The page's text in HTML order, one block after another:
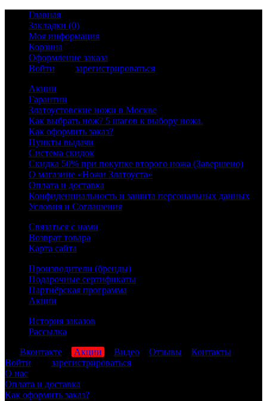
Главная
Закладки (0)
Моя информация
Корзина
Оформление заказа
Войти
зарегистрироваться
Акции
Гарантии
Златоустовские ножи в Москве
Как выбрать нож? 5 шагов к выбору ножа.
Как оформить заказ?
Пункты выдачи
Система скидок
Скидка 50% при покупке второго ножа (Завершено)
О магазине «Ножи Златоуста»
Оплата и доставка
Конфиденциальность и защита персональных данных
Условия и Соглашения
Связаться с нами
Возврат товара
Карта сайта
Производители (бренды)
Подарочные сертификаты
Партнёрская программа
Акции
История заказов
Рассылка
Вконтакте Акции Видео Отзывы
Контакты
Войти
зарегистрироваться
О нас
Оплата и доставка
Как оформить заказ?